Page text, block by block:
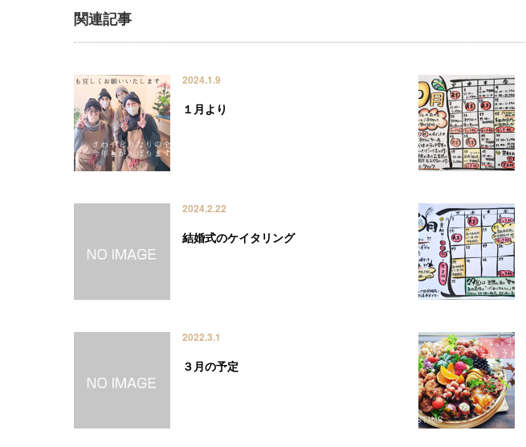
関連記事
2024.1.9
１月より
2024.2.22
結婚式のケイタリング
2022.3.1
３月の予定